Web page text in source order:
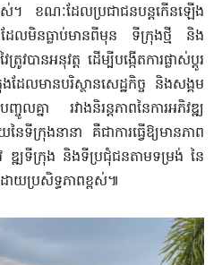
ស់។ ខណៈដែលប្រជាជនបន្តកើនឡើង
ដែលមិនធ្លាប់មានពីមុន ទីក្រុងថ្មី និង
រូវបានអនុវត្ត ដើម្បីបង្កើតការផ្លាស់ប្តូរ
ដែល​មានបរិស្ថានសេដ្ឋកិច្ច និងសង្គម
ល​គ្នា រវាងនិរន្តភាពនៃការអភិវឌ្ឍ
ក្រុងនានា គឺជាការធ្វើឱ្យមានភាព
វ ​​ឌ្ឍទីក្រុង និងទីប្រជុំ​ជនតាមទម្រង់ នៃ
ោ​យ​ប្រសិទ្ធភាពខ្ពស់៕